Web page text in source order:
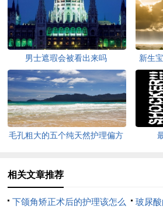
男士遮瑕会被看出来吗
新生
毛孔粗大的五个纯天然护理偏方
相关文章推荐
下颌角矫正术后的护理该怎么 玻尿